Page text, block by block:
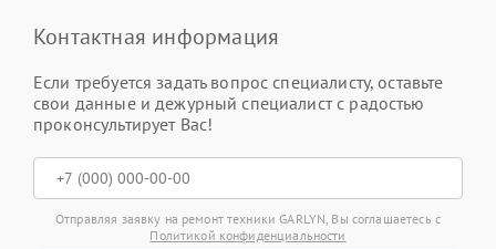
Контактная информация
Если требуется задать вопрос специалисту, оставьте
свои данные и дежурный специалист с радостью
проконсультирует Вас!
Отправляя заявку на ремонт техники GARLYN, Вы соглашаетесь с
Политикой конфиденциальности